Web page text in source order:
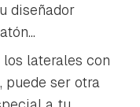
diseñador
laterales con
puede ser otra